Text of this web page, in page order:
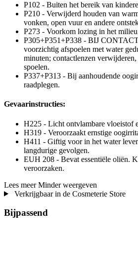
P102 - Buiten het bereik van
P210 - Verwijderd houden van
vonken, open vuur en andere
P273 - Voorkom lozing in het
P305+P351+P338 - BIJ
voorzichtig afspoelen met water
minuten; contactlenzen
spoelen.
P337+P313 - Bij aanhoudende
raadplegen.
Gevaarinstructies:
H225 - Licht ontvlambare vloeistof
H319 - Veroorzaakt ernstige
H411 - Giftig voor in het water
langdurige gevolgen.
EUH 208 - Bevat essentiële oliën.
veroorzaken.
Lees meer Minder weergeven
Verkrijgbaar in de Cosmeterie Store
Bijpassend